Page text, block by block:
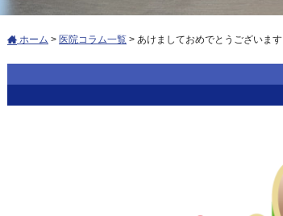
ホーム > 医院コラム一覧 > あけましておめでとうございます